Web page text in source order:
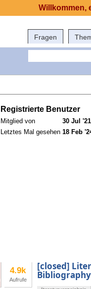
Fragen
Registrierte Benutzer
Mitglied von
30 Jul
Letztes Mal gesehen 18 Feb
4.9k
Aufrufe
[closed]
Willkommen,